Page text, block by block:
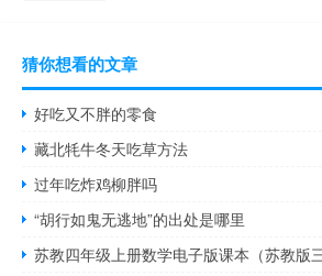
猜你想看的文章
好吃又不胖的零食
藏北牦牛冬天吃草方法
过年吃炸鸡柳胖吗
“胡行如鬼无逃地”的出处是哪里